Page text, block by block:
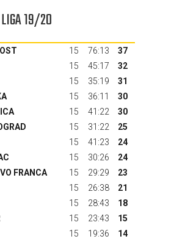
19/20
15 76:13
37
15 45:17
32
15 35:19
31
15 36:11
30
15 41:22
30
15 31:22
25
15 41:23
24
15 30:26
24
FRANCA 15 29:29
23
15 26:38
21
15 28:43
18
15 23:43
15
15 19:36
14